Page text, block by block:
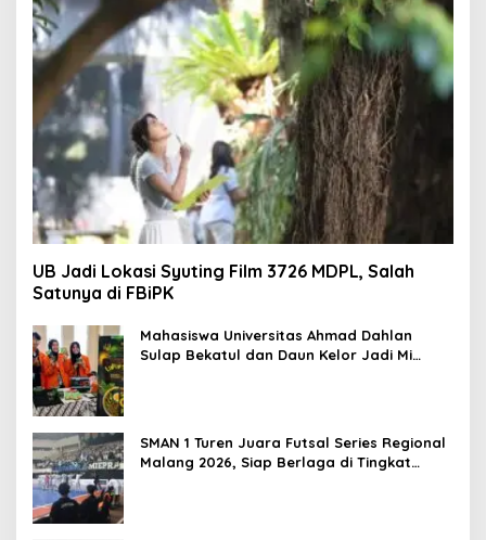
k
:
UB Jadi Lokasi Syuting Film 3726 MDPL, Salah
Satunya di FBiPK
Mahasiswa Universitas Ahmad Dahlan
Sulap Bekatul dan Daun Kelor Jadi Mi
SMAN 1 Turen Juara Futsal Series Regional
Malang 2026, Siap Berlaga di Tingkat